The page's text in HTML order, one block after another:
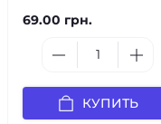
69.00 грн.
КУПИТЬ